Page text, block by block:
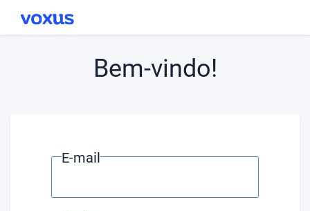
Bem-vindo!
E-mail